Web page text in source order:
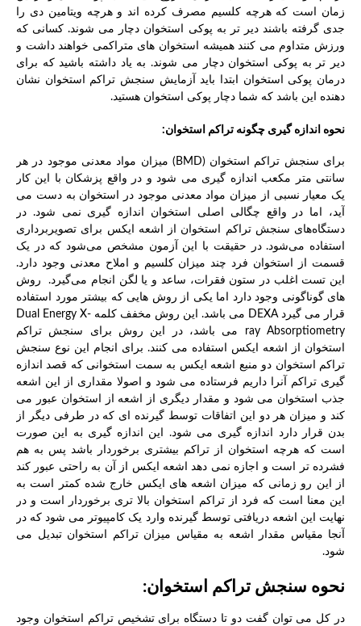
زمان است که هرچه کلسیم مصرف کرده اند و هرچه ویتامین دی را
جدی گرفته باشند دیر تر به پوکی استخوان دچار می شوند. کسانی که
ورزش متداوم می کنند همیشه استخوان های متراکمی خواهند داشت و
دیر تر به پوکی استخوان دچار می شوند. به یاد داشته باشید که برای
درمان پوکی استخوان ابتدا باید آزمایش سنجش تراکم استخوان نشان
دهنده این باشد که شما دچار پوکی استخوان هستید.
نحوه اندازه گیری چگونه تراکم استخوان:
برای سنجش تراکم استخوان (BMD) میزان مواد معدنی موجود در هر
سانتی متر مکعب اندازه گیری می شود و در واقع پزشکان با این کار
یک معیار نسبی از میزان مواد معدنی موجود در استخوان به دست می
آید، اما در واقع چگالی اصلی استخوان اندازه گیری نمی شود. در
دستگاه‌های سنجش تراکم استخوان از اشعه ایکس برای تصویربرداری
استفاده می‌شود. در حقیقت با این آزمون مشخص می‌شود که در یک
قسمت از استخوان فرد چند میزان کلسیم و املاح معدنی وجود دارد.
این تست اغلب در ستون فقرات، ساعد و یا لگن انجام می‌گیرد. روش
های گوناگونی وجود دارد اما یکی از روش هایی که بیشتر مورد استفاده
قرار می گیرد DEXA می باشد. این روش مخفف کلمه Dual Energy X-
ray Absorptiometry می باشد، در این روش برای سنجش تراکم
استخوان از اشعه ایکس استفاده می کنند. برای انجام این نوع سنجش
تراکم استخوان دو منبع اشعه ایکس به سمت استخوانی که قصد اندازه
گیری تراکم آنرا داریم فرستاده می شود و اصولا مقداری از این اشعه
جذب استخوان می شود و مقدار دیگری از اشعه از استخوان عبور می
کند و میزان هر دو این اتفاقات توسط گیرنده ای که در طرفی دیگر از
بدن قرار دارد اندازه گیری می شود. این اندازه گیری به این صورت
است که هرچه استخوان از تراکم بیشتری برخوردار باشد پس به هم
فشرده تر است و اجازه نمی دهد اشعه ایکس از آن به راحتی عبور کند
از این رو زمانی که میزان اشعه های ایکس خارج شده کمتر است به
این معنا است که فرد از تراکم استخوان بالا تری برخوردار است و در
نهایت این اشعه دریافتی توسط گیرنده وارد یک کامپیوتر می شود که در
آنجا مقیاس مقدار اشعه به مقیاس میزان تراکم استخوان تبدیل می
شود.
نحوه سنجش تراکم استخوان:
در کل می توان گفت دو تا دستگاه برای تشخیص تراکم استخوان وجود